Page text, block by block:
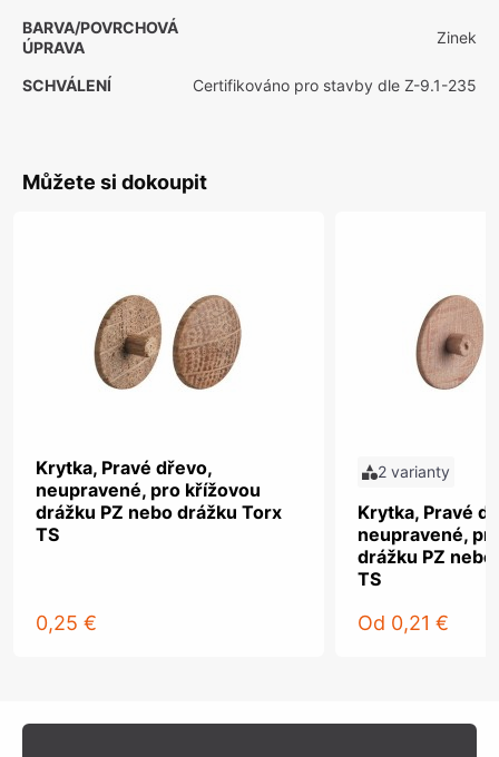
BARVA/POVRCHOVÁ
ÚPRAVA
Zinek
SCHVÁLENÍ Certifikováno pro stavby dle Z-9.1-235
Můžete si dokoupit
Krytka, Pravé dřevo,
neupravené, pro křížovou
drážku PZ nebo drážku Torx
TS
0,25 €
2 varianty
Krytka, Pravé
neupravené,
drážku PZ
TS
Od 0,21 €